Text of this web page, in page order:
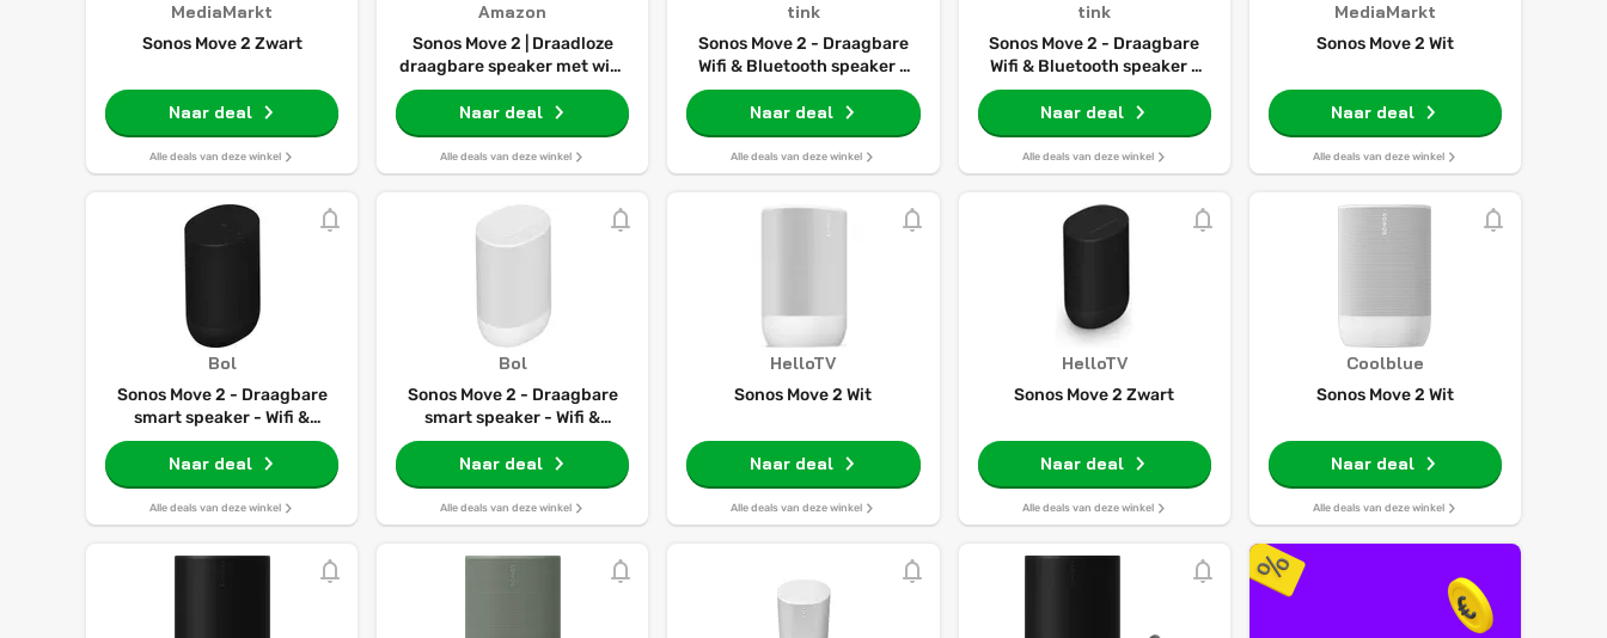
MediaMarkt
Sonos Move 2 Zwart
Naar deal
Alle deals van deze winkel
Amazon
Sonos Move 2 | Draadloze
draagbare speaker met wifi,
bluetooth, Amazon Alexa, 24
uur batterijduur, draadloze
oplader - Zwart
Naar deal
Alle deals van deze winkel
tink
Sonos Move 2 - Draagbare
Wifi & Bluetooth speaker -
wit
Naar deal
Alle deals van deze winkel
tink
Sonos Move 2 - Draagbare
Wifi & Bluetooth speaker -
zwart
Naar deal
Alle deals van deze winkel
MediaMarkt
Sonos Move 2 Wit
Naar deal
Alle deals van deze winkel
Bol
Sonos Move 2 - Draagbare
smart speaker - Wifi &
Bluetooth - Tot 24 uur
batterijduur -
Waterbestendig - Zwart
Naar deal
Alle deals van deze winkel
Bol
Sonos Move 2 - Draagbare
smart speaker - Wifi &
Bluetooth - Tot 24 uur
batterijduur -
Waterbestendig - Wit
Naar deal
Alle deals van deze winkel
HelloTV
Sonos Move 2 Wit
Naar deal
Alle deals van deze winkel
HelloTV
Sonos Move 2 Zwart
Naar deal
Alle deals van deze winkel
Coolblue
Sonos Move 2 Wit
Naar deal
Alle deals van deze winkel